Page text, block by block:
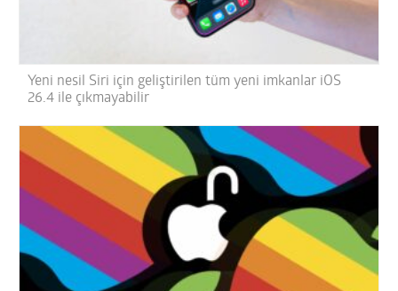
Yeni nesil Siri için geliştirilen tüm yeni imkanlar iOS
26.4 ile çıkmayabilir